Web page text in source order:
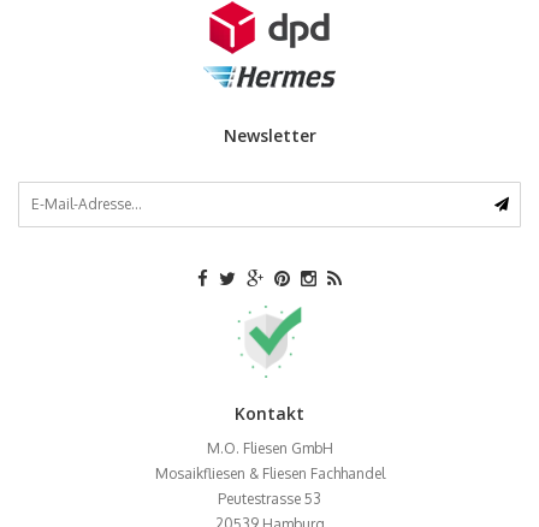
Newsletter
Kontakt
M.O. Fliesen GmbH
Mosaikfliesen & Fliesen Fachhandel
Peutestrasse 53
20539 Hamburg